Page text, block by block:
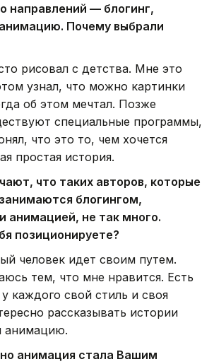
направлений — блогинг,
Почему выбрали
рисовал с детства. Мне это
узнал, что можно картинки
об этом мечтал. Позже
специальные программы,
что это то, чем хочется
простая история.
что таких авторов, которые
блогингом,
анимацией, не так много.
позиционируете?
человек идет своим путем.
тем, что мне нравится. Есть
каждого свой стиль и своя
рассказывать истории
анимацию.
анимация стала Вашим